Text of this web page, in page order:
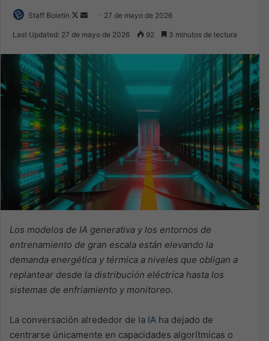
Staff Boletín
Follow
Send 27 de mayo de 2026
Last Updated: 27 de mayo de 2026 92 3 minutos de lectura
Los modelos de IA generativa y los entornos de
entrenamiento de gran escala están elevando la
demanda energética y térmica a niveles que obligan a
replantear desde la distribución eléctrica hasta los
sistemas de enfriamiento y monitoreo.
La conversación alrededor de la IA ha dejado de
centrarse únicamente en capacidades algorítmicas o